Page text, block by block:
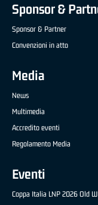
Sponsor &
Sponsor & Partner
Convenzioni in atto
Media
News
Multimedia
Accredito eventi
Regolamento Media
Eventi
Coppa Italia LNP 2026 Old